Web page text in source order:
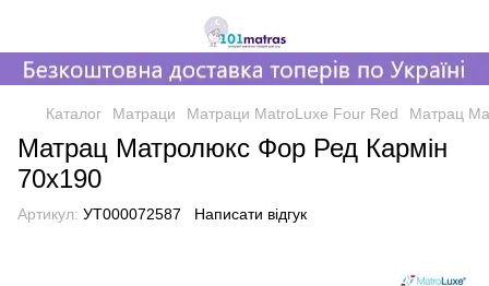
Каталог Матраци Матраци MatroLuxe Four Red Матрац
Матрац Матролюкс Фор Ред Кармін
70х190
Артикул: УТ000072587 Написати відгук